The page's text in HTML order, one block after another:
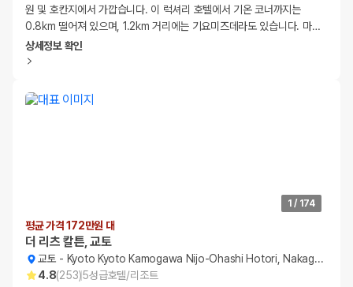
원 및 호칸지에서 가깝습니다. 이 럭셔리 호텔에서 기온 코너까지는
0.8km 떨어져 있으며, 1.2km 거리에는 기요미즈데라도 있습니다. 마…
상세정보 확인
1 / 174
평균 가격 172만원 대
더 리츠 칼튼, 교토
교토 - Kyoto Kyoto Kamogawa Nijo-Ohashi Hotori, Nakagyo-ku
4.8(253)5성급호텔/리조트